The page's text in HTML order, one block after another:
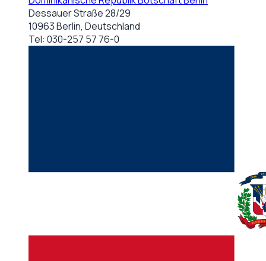
Dessauer Straße 28/29
10963 Berlin, Deutschland
Tel: 030-257 57 76-0